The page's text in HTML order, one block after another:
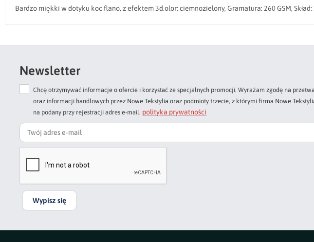
Bardzo miękki w dotyku koc flano, z efektem 3d.olor: ciemnozielony, Gramatura: 260 GSM,
Newsletter
Chcę otrzymywać informacje o ofercie i korzystać ze specjalnych promocji. Wyrażam zgodę na
oraz informacji handlowych przez Nowe Tekstylia oraz podmioty trzecie, z którymi firma Nowe
na podany przy rejestracji adres e-mail. polityka prywatności
Wypisz się